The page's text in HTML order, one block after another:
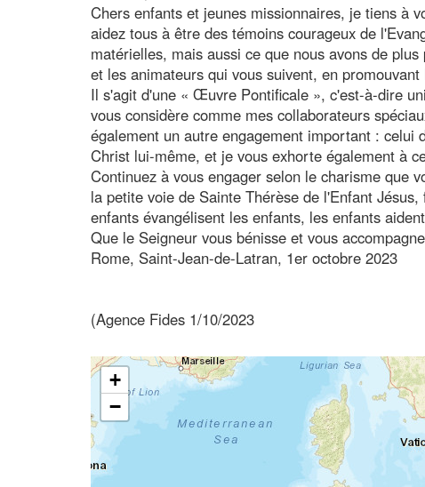
Chers enfants et jeunes missionnaires, je tiens à
aidez tous à être des témoins courageux de
matérielles, mais aussi ce que nous avons de
et les animateurs qui vous suivent, en
Il s'agit d'une « Œuvre Pontificale », c'est-à-dire
vous considère comme mes collaborateurs
également un autre engagement important : celui
Christ lui-même, et je vous exhorte également à
Continuez à vous engager selon le charisme que
la petite voie de Sainte Thérèse de l'Enfant
enfants évangélisent les enfants, les enfants
Que le Seigneur vous bénisse et vous
Rome, Saint-Jean-de-Latran, 1er octobre 2023
(Agence Fides 1/10/2023
+
−